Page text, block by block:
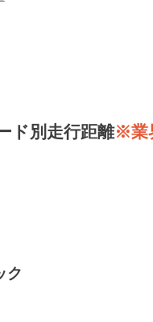
ド別走行距離※業
ク